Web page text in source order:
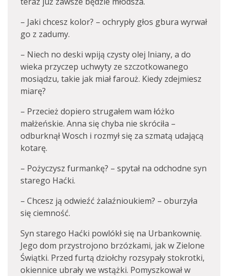
– Jaki chcesz kolor? – ochrypły głos gbura wyrwał
go z zadumy.
– Niech no deski wpiją czysty olej lniany, a do
wieka przyczep uchwyty ze szczotkowanego
mosiądzu, takie jak miał farouż. Kiedy zdejmiesz
miarę?
– Przecież dopiero strugałem wam łóżko
małżeńskie. Anna się chyba nie skróciła –
odburknął Wosch i rozmył się za szmatą udającą
kotarę.
– Pożyczysz furmankę? – spytał na odchodne syn
starego Haćki.
– Chcesz ją odwieźć żalaźnioukiem? – oburzyła
się ciemność.
Syn starego Haćki powlókł się na Urbankownię.
Jego dom przystrojono brzózkami, jak w Zielone
Świątki. Przed furtą dziołchy rozsypały stokrotki,
okiennice ubrały we wstążki. Pomyszkował w